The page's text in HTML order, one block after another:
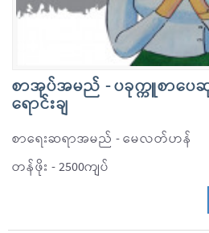
စာအုပ်အမည် - ပခုက္ကူစာပေဆု
ရောင်းချ
စာရေးဆရာအမည် - မေလတ်ဟန်
တန်ဖိုး - 2500ကျပ်